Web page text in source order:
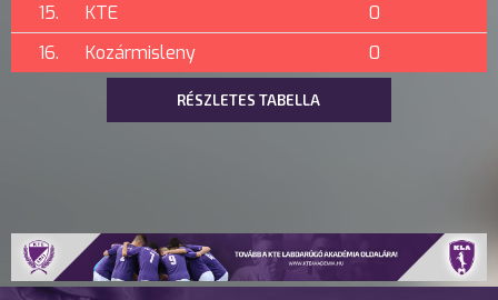
15.
KTE
0
16.
Kozármisleny 0
RÉSZLETES TABELLA